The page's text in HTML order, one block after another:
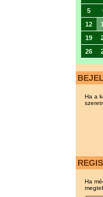
5
12
19
26
Ha a
Ha